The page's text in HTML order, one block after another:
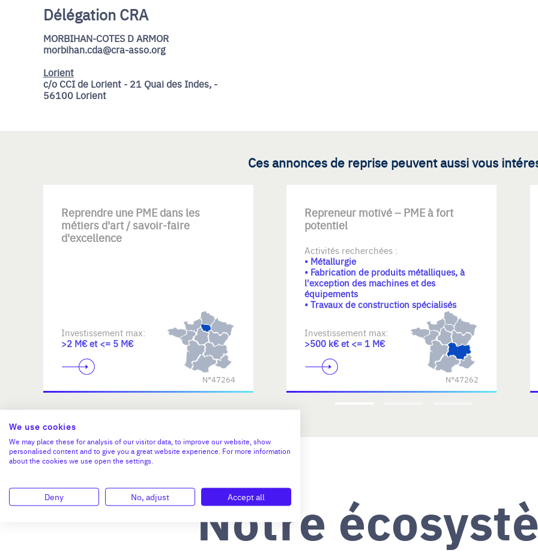
Délégation CRA
MORBIHAN-COTES D ARMOR
morbihan.cda@cra-asso.org
Lorient
c/o CCI de Lorient - 21 Quai des Indes, -
56100 Lorient
Ces annonces de reprise peuvent aussi vous
Reprendre une PME dans les
métiers d'art / savoir-faire
d'excellence
Investissement max:
>2 M€ et <= 5 M€
N°47264
Repreneur motivé – PME à fort
potentiel
Activités recherchées :
• Métallurgie
• Fabrication de produits métalliques, à
l'exception des machines et des
équipements
• Travaux de construction spécialisés
Investissement max:
>500 k€ et <= 1 M€
N°47262
Notre
We use cookies
We may place these for analysis of our visitor data, to improve our website, show
personalised content and to give you a great website experience. For more information
about the cookies we use open the settings.
Deny No, adjust Accept all